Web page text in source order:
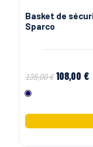
Basket de
Sparco
135,00 € 108,00 €
Marine